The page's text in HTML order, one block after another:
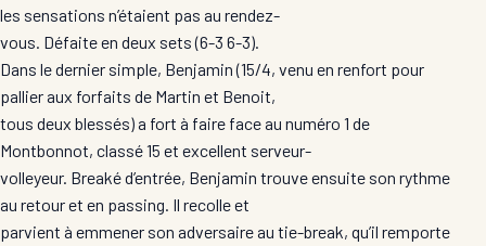
les sensations n’étaient pas au rendez-
vous. Défaite en deux sets (6-3 6-3).
Dans le dernier simple, Benjamin (15/4, venu en renfort pour
pallier aux forfaits de Martin et Benoit,
tous deux blessés) a fort à faire face au numéro 1 de
Montbonnot, classé 15 et excellent serveur-
volleyeur. Breaké d’entrée, Benjamin trouve ensuite son rythme
au retour et en passing. Il recolle et
parvient à emmener son adversaire au tie-break, qu’il remporte